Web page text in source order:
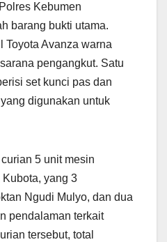
Kebumen
barang bukti utama.
Toyota Avanza warna
pengangkut. Satu
set kunci pas dan
digunakan untuk
5 unit mesin
Kubota, yang 3
Ngudi Mulyo, dan dua
pendalaman terkait
tersebut, total